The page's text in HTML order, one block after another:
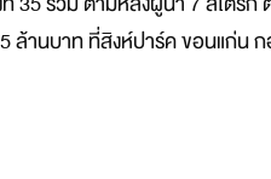
ล้านบาท ที่สิงห์ปาร์ค ขอนแก่น